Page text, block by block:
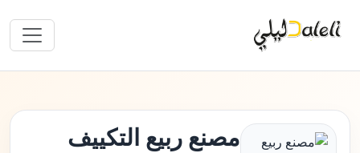
مصنع ربيع التكييف